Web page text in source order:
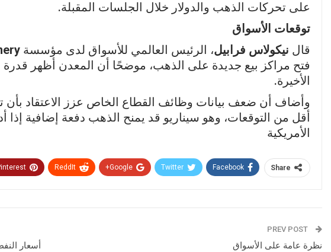
على تحركات الذهب والدولار خلال الجلسات المقبلة.
توقعات الأسواق
قال نيكولاس فرابيل، الرئيس العالمي للأسواق لدى مؤسسة
فتح مراكز بيع جديدة على الذهب، موضحًا أن المعدن أظهر
الأخيرة.
وأضاف أن ضعف بيانات وظائف القطاع الخاص عزز الاعتقاد بأن
أقل من التوقعات، وهو سيناريو قد يمنح الذهب دفعة إضافية إذا
الأمريكية
Share
Facebook
Twitter
Google+
ReddIt
نظرة عامة على الأسواق
أسعار